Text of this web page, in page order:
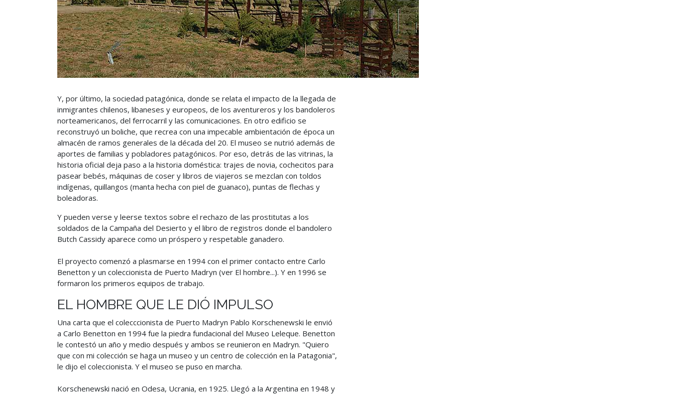
Y, por último, la sociedad patagónica, donde se relata el impacto de la llegada de
inmigrantes chilenos, libaneses y europeos, de los aventureros y los bandoleros
norteamericanos, del ferrocarril y las comunicaciones. En otro edificio se
reconstruyó un boliche, que recrea con una impecable ambientación de época un
almacén de ramos generales de la década del 20. El museo se nutrió además de
aportes de familias y pobladores patagónicos. Por eso, detrás de las vitrinas, la
historia oficial deja paso a la historia doméstica: trajes de novia, cochecitos para
pasear bebés, máquinas de coser y libros de viajeros se mezclan con toldos
indígenas, quillangos (manta hecha con piel de guanaco), puntas de flechas y
boleadoras.
Y pueden verse y leerse textos sobre el rechazo de las prostitutas a los
soldados de la Campaña del Desierto y el libro de registros donde el bandolero
Butch Cassidy aparece como un próspero y respetable ganadero.
El proyecto comenzó a plasmarse en 1994 con el primer contacto entre Carlo
Benetton y un coleccionista de Puerto Madryn (ver El hombre...). Y en 1996 se
formaron los primeros equipos de trabajo.
EL HOMBRE QUE LE DIÓ IMPULSO
Una carta que el colecccionista de Puerto Madryn Pablo Korschenewski le envió
a Carlo Benetton en 1994 fue la piedra fundacional del Museo Leleque. Benetton
le contestó un año y medio después y ambos se reunieron en Madryn. "Quiero
que con mi colección se haga un museo y un centro de colección en la Patagonia",
le dijo el coleccionista. Y el museo se puso en marcha.
Korschenewski nació en Odesa, Ucrania, en 1925. Llegó a la Argentina en 1948 y